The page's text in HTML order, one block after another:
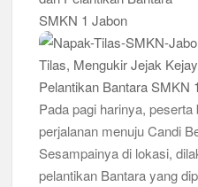
Pada pagi harinya,
perjalanan menuju Candi
Sesampainya di lokasi,
pelantikan Bantara yang